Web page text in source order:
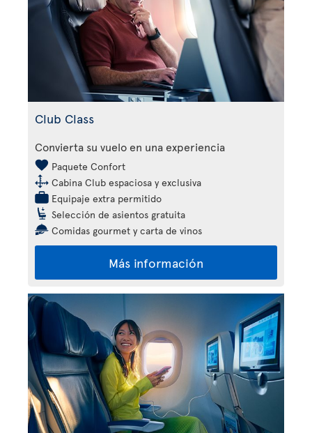
Club Class
Convierta su vuelo en una experiencia
Paquete Confort
Cabina Club espaciosa y exclusiva
Equipaje extra permitido
Selección de asientos gratuita
Comidas gourmet y carta de vinos
Más información